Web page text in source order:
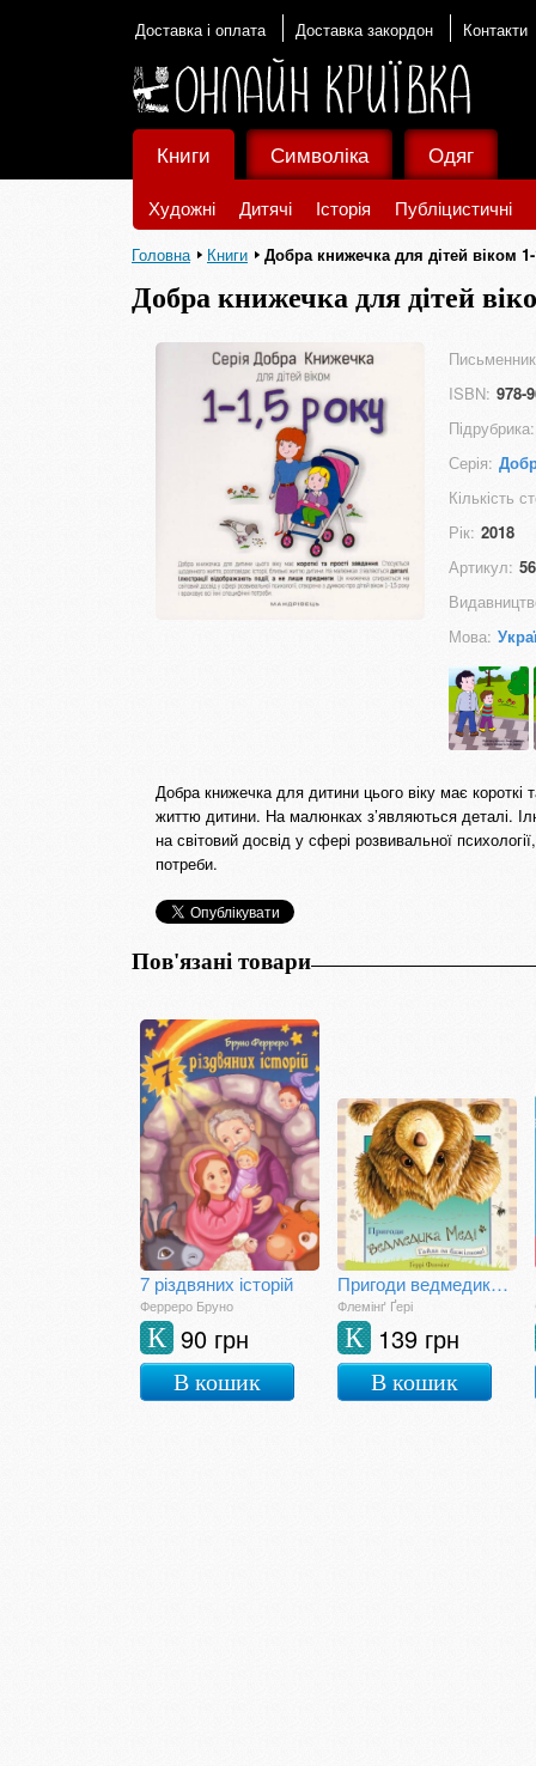
Доставка і оплата Доставка закордон Контакти
Книги
Художні Дитячі Історія Публіцистичні
Символіка Одяг
Головна Книги Добра книжечка для дітей віком
Добра книжечка для дітей
ISBN: 978-
Підрубрика:
Серія:
Кількість
Рік: 2018
Артикул:
Мова:
Добра книжечка для дитини цього віку має короткі
життю дитини. На малюнках з’являються деталі.
на світовий досвід у сфері розвивальної
потреби.
Пов'язані товари
7 різдвяних історій
Ферреро Бруно
90 грн
К
В кошик
Пригоди ведмедика Меді. Гайда за бджілкою
Флемінґ Ґері
139 грн
К
В кошик